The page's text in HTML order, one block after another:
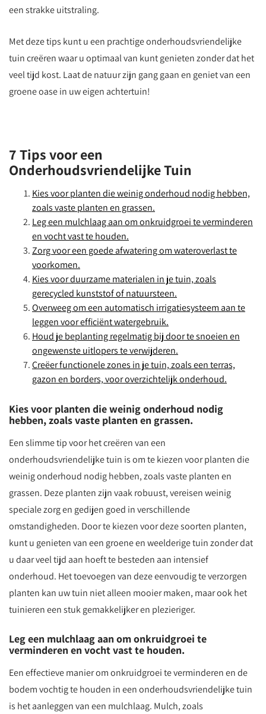
een strakke uitstraling.
Met deze tips kunt u een prachtige onderhoudsvriendelijke
tuin creëren waar u optimaal van kunt genieten zonder dat het
veel tijd kost. Laat de natuur zijn gang gaan en geniet van een
groene oase in uw eigen achtertuin!
7 Tips voor een
Onderhoudsvriendelijke Tuin
Kies voor planten die weinig onderhoud nodig hebben,
zoals vaste planten en grassen.
Leg een mulchlaag aan om onkruidgroei te verminderen
en vocht vast te houden.
Zorg voor een goede afwatering om wateroverlast te
voorkomen.
Kies voor duurzame materialen in je tuin, zoals
gerecycled kunststof of natuursteen.
Overweeg om een automatisch irrigatiesysteem aan te
leggen voor efficiënt watergebruik.
Houd je beplanting regelmatig bij door te snoeien en
ongewenste uitlopers te verwijderen.
Creëer functionele zones in je tuin, zoals een terras,
gazon en borders, voor overzichtelijk onderhoud.
Kies voor planten die weinig onderhoud nodig
hebben, zoals vaste planten en grassen.
Een slimme tip voor het creëren van een
onderhoudsvriendelijke tuin is om te kiezen voor planten die
weinig onderhoud nodig hebben, zoals vaste planten en
grassen. Deze planten zijn vaak robuust, vereisen weinig
speciale zorg en gedijen goed in verschillende
omstandigheden. Door te kiezen voor deze soorten planten,
kunt u genieten van een groene en weelderige tuin zonder dat
u daar veel tijd aan hoeft te besteden aan intensief
onderhoud. Het toevoegen van deze eenvoudig te verzorgen
planten kan uw tuin niet alleen mooier maken, maar ook het
tuinieren een stuk gemakkelijker en plezieriger.
Leg een mulchlaag aan om onkruidgroei te
verminderen en vocht vast te houden.
Een effectieve manier om onkruidgroei te verminderen en de
bodem vochtig te houden in een onderhoudsvriendelijke tuin
is het aanleggen van een mulchlaag. Mulch, zoals